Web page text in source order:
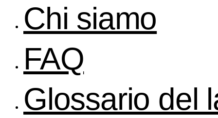
Chi siamo
FAQ
Glossario del